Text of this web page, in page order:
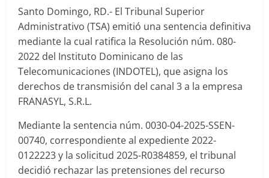
Santo Domingo, RD.- El Tribunal Superior
Administrativo (TSA) emitió una sentencia definitiva
mediante la cual ratifica la Resolución núm. 080-
2022 del Instituto Dominicano de las
Telecomunicaciones (INDOTEL), que asigna los
derechos de transmisión del canal 3 a la empresa
FRANASYL, S.R.L.
Mediante la sentencia núm. 0030-04-2025-SSEN-
00740, correspondiente al expediente 2022-
0122223 y la solicitud 2025-R0384859, el tribunal
decidió rechazar las pretensiones del recurso